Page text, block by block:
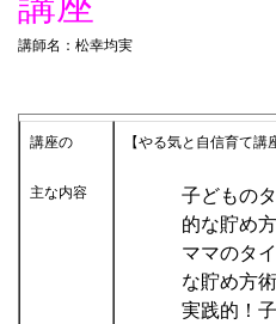
講師名：松幸均実
講座の
主な内容
【やる気と自信育て講
子どもの
的な貯め
ママのタ
な貯め方術
実践的！